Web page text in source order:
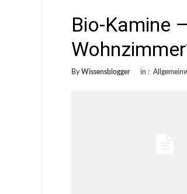
Bio-Kamine
By Wissensblogger in :